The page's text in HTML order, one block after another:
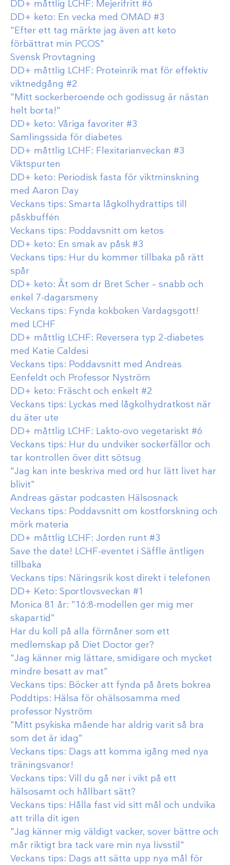
DD+ måttlig LCHF: Mejerifritt #6
DD+ keto: En vecka med OMAD #3
"Efter ett tag märkte jag även att keto
förbättrat min PCOS"
Svensk Provtagning
DD+ måttlig LCHF: Proteinrik mat för effektiv
viktnedgång #2
"Mitt sockerberoende och godissug är nästan
helt borta!"
DD+ keto: Våriga favoriter #3
Samlingssida för diabetes
DD+ måttlig LCHF: Flexitarianveckan #3
Viktspurten
DD+ keto: Periodisk fasta för viktminskning
med Aaron Day
Veckans tips: Smarta lågkolhydrattips till
påskbuffén
Veckans tips: Poddavsnitt om ketos
DD+ keto: En smak av påsk #3
Veckans tips: Hur du kommer tillbaka på rätt
spår
DD+ keto: Ät som dr Bret Scher – snabb och
enkel 7-dagarsmeny
Veckans tips: Fynda kokboken Vardagsgott!
med LCHF
DD+ måttlig LCHF: Reversera typ 2-diabetes
med Katie Caldesi
Veckans tips: Poddavsnitt med Andreas
Eenfeldt och Professor Nyström
DD+ keto: Fräscht och enkelt #2
Veckans tips: Lyckas med lågkolhydratkost när
du äter ute
DD+ måttlig LCHF: Lakto-ovo vegetariskt #6
Veckans tips: Hur du undviker sockerfällor och
tar kontrollen över ditt sötsug
"Jag kan inte beskriva med ord hur lätt livet har
blivit"
Andreas gästar podcasten Hälsosnack
Veckans tips: Poddavsnitt om kostforskning och
mörk materia
DD+ måttlig LCHF: Jorden runt #3
Save the date! LCHF-eventet i Säffle äntligen
tillbaka
Veckans tips: Näringsrik kost direkt i telefonen
DD+ Keto: Sportlovsveckan #1
Monica 81 år: "16:8-modellen ger mig mer
skapartid"
Har du koll på alla förmåner som ett
medlemskap på Diet Doctor ger?
"Jag känner mig lättare, smidigare och mycket
mindre besatt av mat"
Veckans tips: Böcker att fynda på årets bokrea
Poddtips: Hälsa för ohälsosamma med
professor Nyström
"Mitt psykiska mående har aldrig varit så bra
som det är idag"
Veckans tips: Dags att komma igång med nya
träningsvanor!
Veckans tips: Vill du gå ner i vikt på ett
hälsosamt och hållbart sätt?
Veckans tips: Hålla fast vid sitt mål och undvika
att trilla dit igen
"Jag känner mig väldigt vacker, sover bättre och
mår riktigt bra tack vare min nya livsstil"
Veckans tips: Dags att sätta upp nya mål för